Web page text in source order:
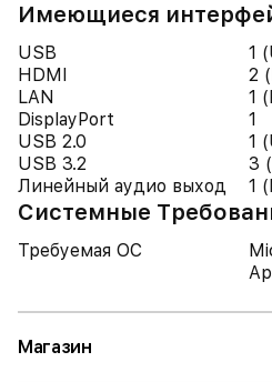
Имеющиеся
USB
1
HDMI
2
LAN
1
DisplayPort
1
USB 2.0
1
USB 3.2
3
Линейный аудио выход
1
Системные
Требуемая ОС
Магазин